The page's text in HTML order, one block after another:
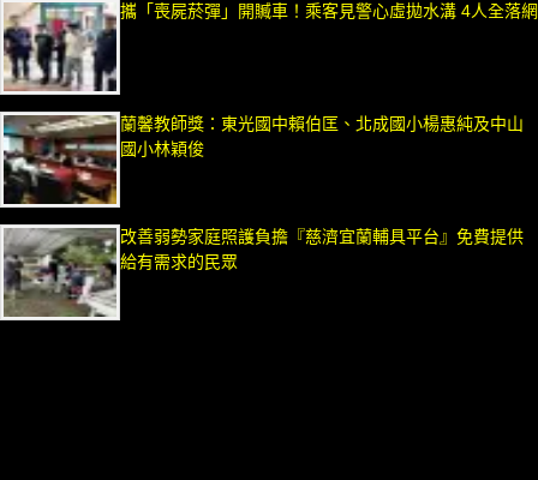
攜「喪屍菸彈」開贓車！乘客見警心虛拋水溝 4人全落網
蘭馨教師獎：東光國中賴伯匡、北成國小楊惠純及中山
國小林穎俊
改善弱勢家庭照護負擔『慈濟宜蘭輔具平台』免費提供
給有需求的民眾